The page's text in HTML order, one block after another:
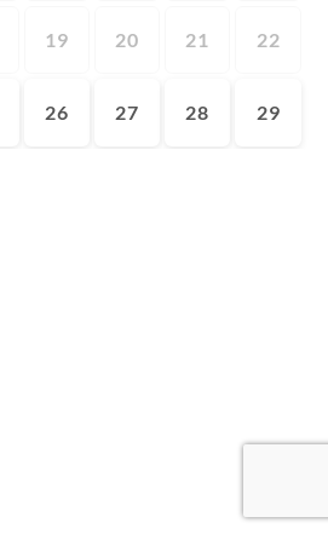
19 20 21 22
26 27 28 29